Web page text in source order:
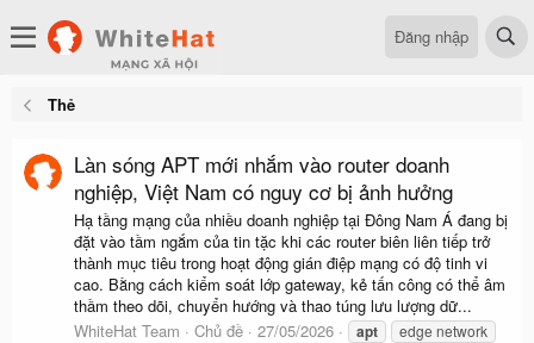
Đăng nhập
Thẻ
Làn sóng APT mới nhắm vào router doanh
nghiệp, Việt Nam có nguy cơ bị ảnh hưởng
Hạ tầng mạng của nhiều doanh nghiệp tại Đông Nam Á đang bị
đặt vào tầm ngắm của tin tặc khi các router biên liên tiếp trở
thành mục tiêu trong hoạt động gián điệp mạng có độ tinh vi
cao. Bằng cách kiểm soát lớp gateway, kẻ tấn công có thể âm
thầm theo dõi, chuyển hướng và thao túng lưu lượng dữ...
WhiteHat Team
Chủ đề 27/05/2026 apt
edge network